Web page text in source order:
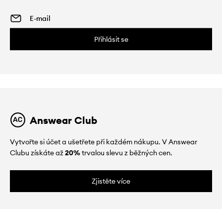
Přihlásit se
Answear Club
Vytvořte si účet a ušetřete při každém nákupu. V Answear
Clubu získáte až20%trvalou slevu z běžných cen.
Zjistěte více